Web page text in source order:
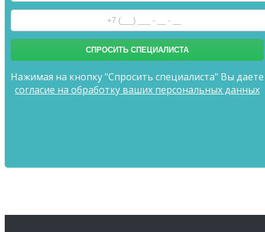
Нажимая на кнопку "Спросить специалиста" Вы даете
согласие на обработку ваших персональных данных